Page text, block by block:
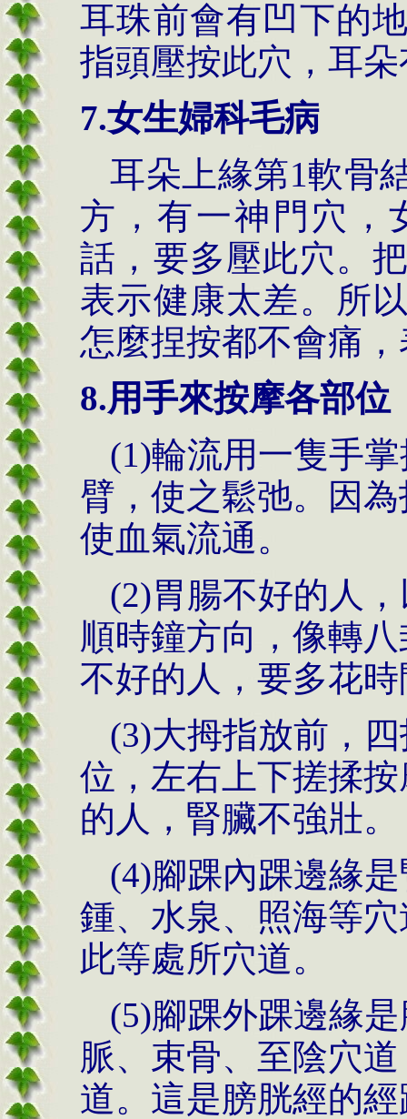
耳珠前會有凹下的
指頭壓按此穴，耳
7.女生婦科毛病
耳朵上緣第1軟骨
方，有一神門穴，
話，要多壓此穴。
表示健康太差。所
怎麼捏按都不會痛
8.用手來按摩各部位
(1)輪流用一隻手
臂，使之鬆弛。因
使血氣流通。
(2)胃腸不好的人
順時鐘方向，像轉
不好的人，要多花
(3)大拇指放前，
位，左右上下搓揉
的人，腎臟不強壯。
(4)腳踝內踝邊緣
鍾、水泉、照海等
此等處所穴道。
(5)腳踝外踝邊緣
脈、束骨、至陰穴
道。這是膀胱經的